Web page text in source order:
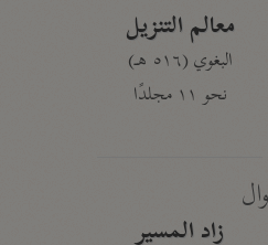
معالم التنزيل
البغوي (٥١٦ هـ)
نحو ١١ مجلدًا
زاد المسير